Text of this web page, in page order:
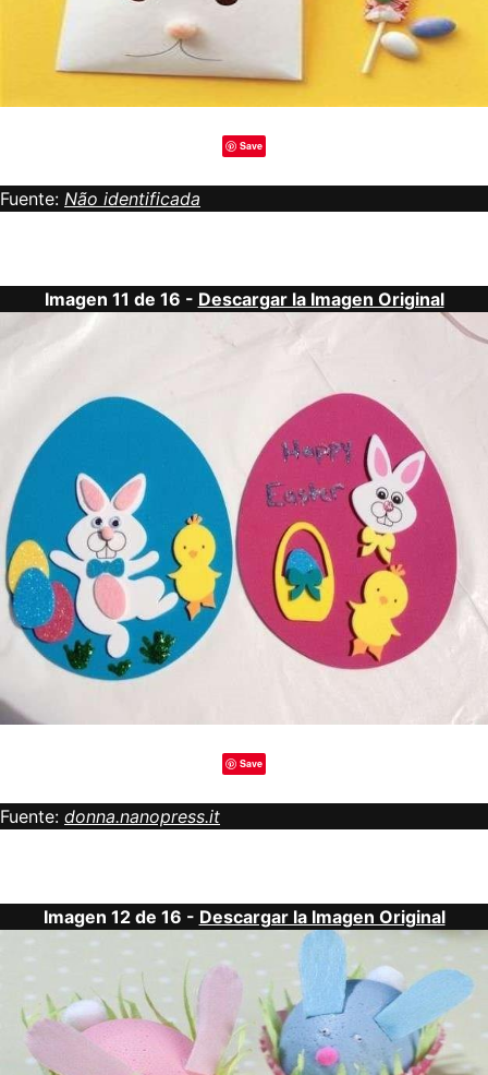
Save
Fuente: Não identificada
Imagen 11 de 16 - Descargar la Imagen Original
Save
Fuente: donna.nanopress.it
Imagen 12 de 16 - Descargar la Imagen Original